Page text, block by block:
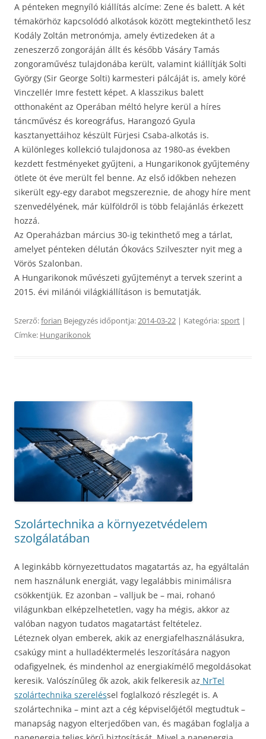
A pénteken megnyíló kiállítás alcíme: Zene és balett. A két
témakörhöz kapcsolódó alkotások között megtekinthető lesz
Kodály Zoltán metronómja, amely évtizedeken át a
zeneszerző zongoráján állt és később Vásáry Tamás
zongoraművész tulajdonába került, valamint kiállítják Solti
György (Sir George Solti) karmesteri pálcáját is, amely köré
Vinczellér Imre festett képet. A klasszikus balett
otthonaként az Operában méltó helyre kerül a híres
táncművész és koreográfus, Harangozó Gyula
kasztanyettáihoz készült Fürjesi Csaba-alkotás is.
A különleges kollekció tulajdonosa az 1980-as években
kezdett festményeket gyűjteni, a Hungarikonok gyűjtemény
ötlete öt éve merült fel benne. Az első időkben nehezen
sikerült egy-egy darabot megszereznie, de ahogy híre ment
szenvedélyének, már külföldről is több felajánlás érkezett
hozzá.
Az Operaházban március 30-ig tekinthető meg a tárlat,
amelyet pénteken délután Ókovács Szilveszter nyit meg a
Vörös Szalonban.
A Hungarikonok művészeti gyűjteményt a tervek szerint a
2015. évi milánói világkiállításon is bemutatják.
Szerző:forian Bejegyzés időpontja:2014-03-22 | Kategória:sport |
Címke: Hungarikonok
Szolártechnika a környezetvédelem
szolgálatában
A leginkább környezettudatos magatartás az, ha egyáltalán
nem használunk energiát, vagy legalábbis minimálisra
csökkentjük. Ez azonban – valljuk be – mai, rohanó
világunkban elképzelhetetlen, vagy ha mégis, akkor az
valóban nagyon tudatos magatartást feltételez.
Léteznek olyan emberek, akik az energiafelhasználásukra,
csakúgy mint a hulladéktermelés leszorítására nagyon
odafigyelnek, és mindenhol az energiakímélő megoldásokat
keresik. Valószínűleg ők azok, akik felkeresik az NrTel
szolártechnika szereléssel foglalkozó részlegét is. A
szolártechnika – mint azt a cég képviselőjétől megtudtuk –
manapság nagyon elterjedőben van, és magában foglalja a